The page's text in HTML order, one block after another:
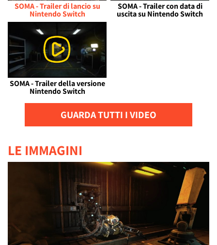
SOMA - Trailer di lancio su
Nintendo Switch
SOMA - Trailer con data di
uscita su Nintendo Switch
SOMA - Trailer della versione
Nintendo Switch
GUARDA TUTTI I VIDEO
LE IMMAGINI